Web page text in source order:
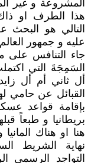
المشروعة و غير
هذا الطرف او
التالي هو البحث
عليه و جمهور
جاء التنافس على
السَمِجَةَ التي
أل ثاني أم أل
القبائل عن حامي
بإقامة قواعد
بريطانيا و طبعاً
هنا او هناك
نهاية الشريط
التواجد الرسمي